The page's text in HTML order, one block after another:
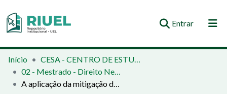
Entrar(current)
Orientações e Normas
Comunidades e Coleções
Início
CESA - CENTRO DE ESTUDOS SOCIAIS APLICADOS
02 - Mestrado - Direito Negocial
A aplicação da mitigação de danos no direito contratual brasileiro